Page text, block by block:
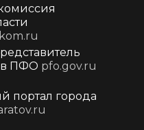
в ПФО pfo.gov.ru
портал города